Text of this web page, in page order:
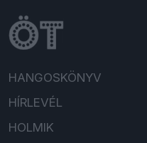
HANGOSKÖNYV
HÍRLEVÉL
HOLMIK